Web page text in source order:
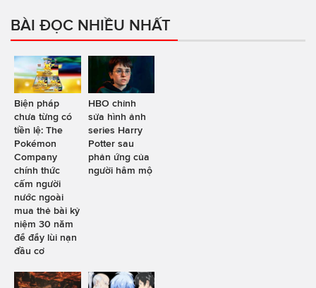
BÀI ĐỌC NHIỀU NHẤT
Biện pháp
chưa từng có
tiền lệ: The
Pokémon
Company
chính thức
cấm người
nước ngoài
mua thẻ bài kỷ
niệm 30 năm
để đẩy lùi nạn
đầu cơ
HBO chỉnh
sửa hình ảnh
series Harry
Potter sau
phản ứng của
người hâm mộ